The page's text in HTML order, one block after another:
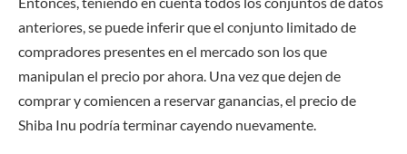
anteriores, se puede inferir que el conjunto limitado de
compradores presentes en el mercado son los que
manipulan el precio por ahora. Una vez que dejen de
comprar y comiencen a reservar ganancias, el precio de
Shiba Inu podría terminar cayendo nuevamente.